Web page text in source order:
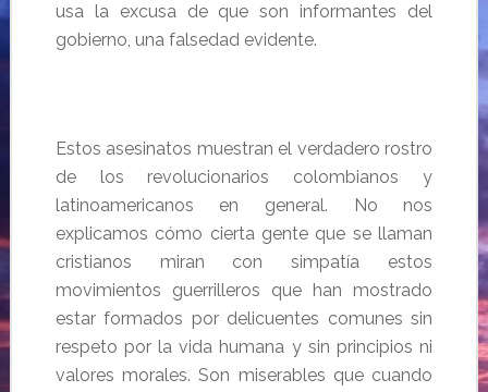
usa la excusa de que son informantes del
gobierno, una falsedad evidente.
Estos asesinatos muestran el verdadero rostro
de los revolucionarios colombianos y
latinoamericanos en general. No nos
explicamos cómo cierta gente que se llaman
cristianos miran con simpatía estos
movimientos guerrilleros que han mostrado
estar formados por delicuentes comunes sin
respeto por la vida humana y sin principios ni
valores morales. Son miserables que cuando